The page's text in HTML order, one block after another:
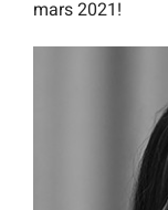
mars 2021!